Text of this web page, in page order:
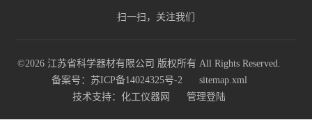
扫一扫，关注我们
©2026 江苏省科学器材有限公司 版权所有 All Rights Reserved.
备案号：苏ICP备14024325号-2
sitemap.xml
技术支持： 化工仪器网 管理登陆